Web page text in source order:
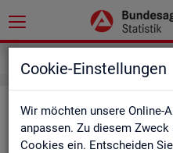
Cookie-Einstellungen
Wir möchten unsere Online-
anpassen. Zu diesem
Cookies ein. Entscheiden
News­let­ter